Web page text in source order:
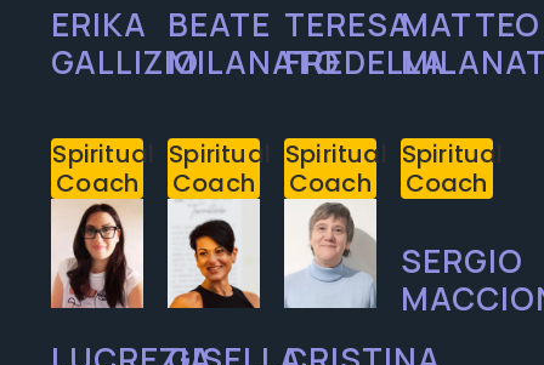
ERIKA
GALLIZIO
BEATE
MILANATO
TERESA
FREDELLA
MATTEO
Spiritual
Coach
Spiritual
Coach
Spiritual
Coach
Spiritual
Coach
SERGIO